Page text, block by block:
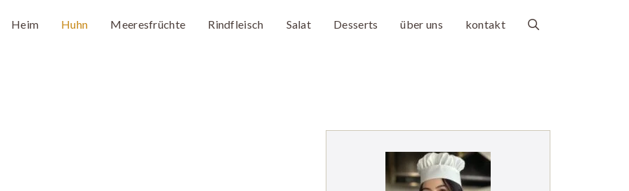
Heim Huhn Meeresfrüchte Rindfleisch Salat Desserts über uns kontakt